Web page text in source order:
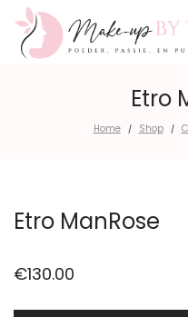
Etro
Home / Shop /
Etro ManRose
€130.00